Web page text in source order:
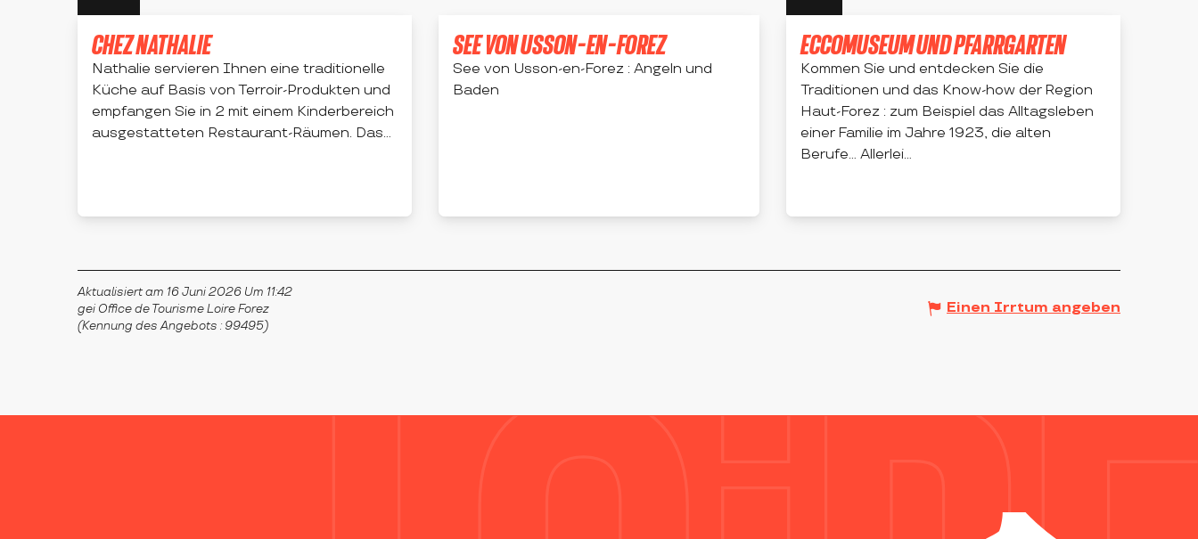
CHEZ NATHALIE
Nathalie servieren Ihnen eine traditionelle
Küche auf Basis von Terroir-Produkten und
empfangen Sie in 2 mit einem Kinderbereich
ausgestatteten Restaurant-Räumen. Das...
SEE VON USSON-EN-FOREZ
See von Usson-en-Forez : Angeln und
Baden
ECCOMUSEUM UND PFARRGARTEN
Kommen Sie und entdecken Sie die
Traditionen und das Know-how der Region
Haut-Forez : zum Beispiel das Alltagsleben
einer Familie im Jahre 1923, die alten
Berufe... Allerlei...
Aktualisiert am 16 Juni 2026 Um 11:42
gei Office de Tourisme Loire Forez
(Kennung des Angebots : 99495)
Einen Irrtum angeben